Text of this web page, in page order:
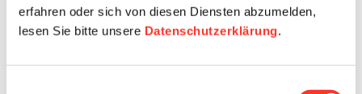
erfahren oder sich von diesen Diensten abzumelden,
lesen Sie bitte unsere Datenschutzerklärung.
Details